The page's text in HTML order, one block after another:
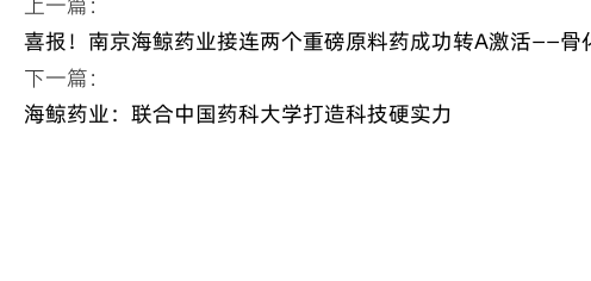
喜报！南京海鲸药业接连两个重磅原料药成功转A激活——骨
下一篇：
海鲸药业：联合中国药科大学打造科技硬实力